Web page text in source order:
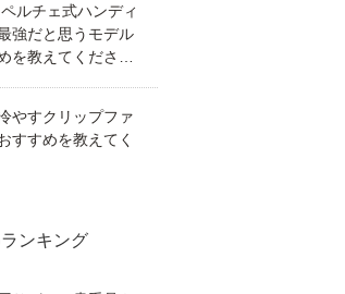
ルチェ式ハンディ
強だと思うモデル
を教えてくださ
やすクリップファ
すすめを教えてく
ンキング